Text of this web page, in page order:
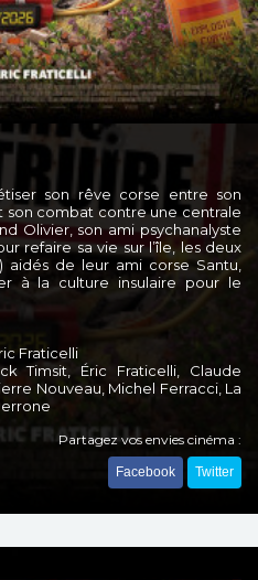
son rêve corse entre son
combat contre une centrale
Olivier, son ami psychanalyste
refaire sa vie sur l’île, les deux
aidés de leur ami corse Santu,
à la culture insulaire pour le
Fraticelli
Timsit, Éric Fraticelli, Claude
Nouveau, Michel Ferracci, La
Partagez vos envies cinéma :
Facebook Twitter